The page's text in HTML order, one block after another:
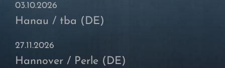
03.10.2026
Hanau / tba (DE)
27.11.2026
Hannover / Perle (DE)